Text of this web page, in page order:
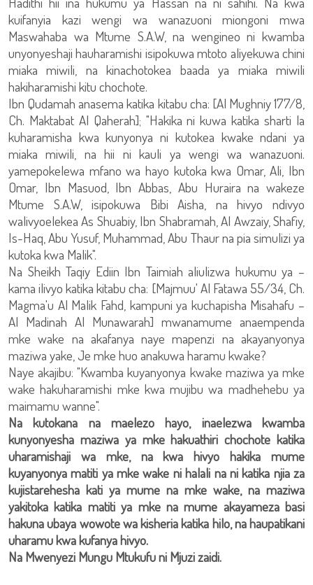
kuifanyia kazi wengi wa wanazuoni miongoni mwa
Maswahaba wa Mtume S.A.W, na wengineo ni kwamba
unyonyeshaji hauharamishi isipokuwa mtoto aliyekuwa chini
miaka miwili, na kinachotokea baada ya miaka miwili
hakiharamishi kitu chochote.
Ibn Qudamah anasema katika kitabu cha: [Al Mughniy 177/8,
Ch. Maktabat Al Qaherah]; "Hakika ni kuwa katika sharti la
kuharamisha kwa kunyonya ni kutokea kwake ndani ya
miaka miwili, na hii ni kauli ya wengi wa wanazuoni.
yamepokelewa mfano wa hayo kutoka kwa Omar, Ali, Ibn
Omar, Ibn Masuod, Ibn Abbas, Abu Huraira na wakeze
Mtume S.A.W, isipokuwa Bibi Aisha, na hivyo ndivyo
walivyoelekea As Shuabiy, Ibn Shabramah, Al Awzaiy, Shafiy,
Is-Haq, Abu Yusuf, Muhammad, Abu Thaur na pia simulizi ya
kutoka kwa Malik".
Na Sheikh Taqiy Ediin Ibn Taimiah aliulizwa hukumu ya –
kama ilivyo katika kitabu cha: [Majmuu' Al Fatawa 55/34, Ch.
Magma'u Al Malik Fahd, kampuni ya kuchapisha Misahafu –
Al Madinah Al Munawarah] mwanamume anaempenda
mke wake na akafanya naye mapenzi na akayanyonya
maziwa yake, Je mke huo anakuwa haramu kwake?
Naye akajibu: "Kwamba kuyanyonya kwake maziwa ya mke
wake hakuharamishi mke kwa mujibu wa madhehebu ya
maimamu wanne".
Na kutokana na maelezo hayo, inaelezwa kwamba
kunyonyesha maziwa ya mke hakuathiri chochote katika
uharamishaji wa mke, na kwa hivyo hakika mume
kuyanyonya matiti ya mke wake ni halali na ni katika njia za
kujistarehesha kati ya mume na mke wake, na maziwa
yakitoka katika matiti ya mke na mume akayameza basi
hakuna ubaya wowote wa kisheria katika hilo, na haupatikani
uharamu kwa kufanya hivyo.
Na Mwenyezi Mungu Mtukufu ni Mjuzi zaidi.